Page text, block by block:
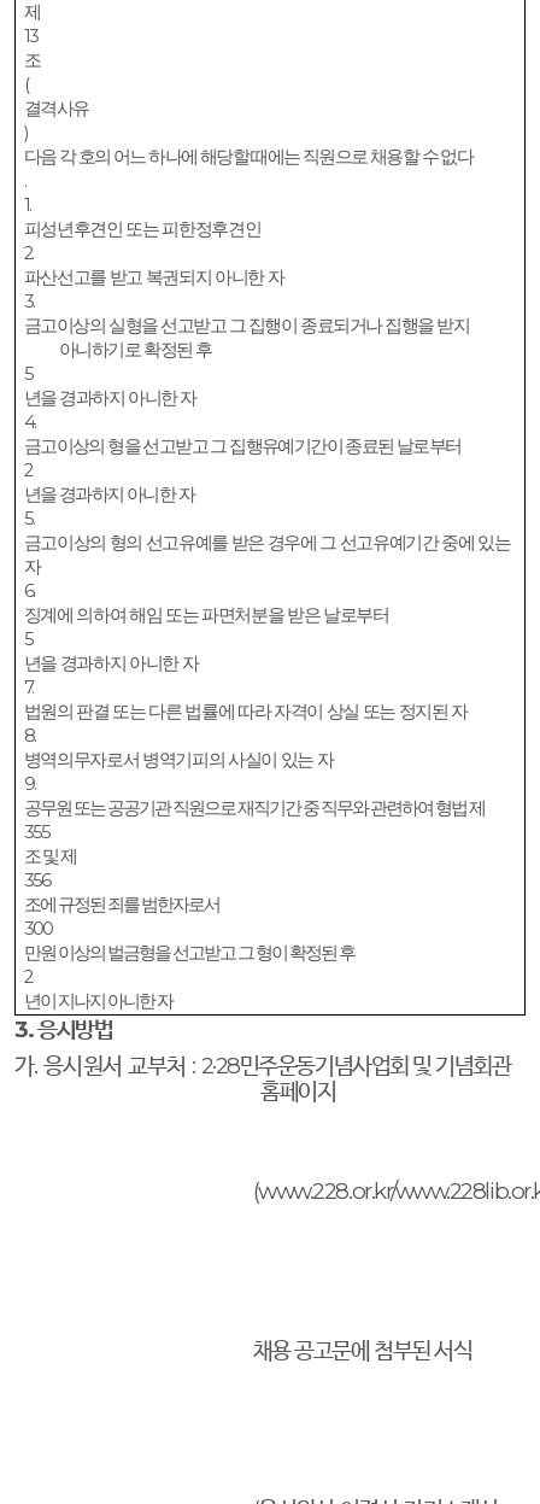
제
13
조
(
결격사유
)
다음 각 호의 어느 하나에 해당할 때에는 직원으로 채용할 수 없다
.
1.
피성년후견인 또는 피한정후견인
2.
파산선고를 받고 복권되지 아니한 자
3.
금고이상의 실형을 선고받고 그 집행이 종료되거나 집행을 받지
아니하기로 확정된 후
5
년을 경과하지 아니한 자
4.
금고이상의 형을 선고받고 그 집행유예기간이 종료된 날로부터
2
년을 경과하지 아니한 자
5.
금고이상의 형의 선고유예를 받은 경우에 그 선고유예기간 중에 있는
자
6.
징계에 의하여 해임 또는 파면처분을 받은 날로부터
5
년을 경과하지 아니한 자
7.
법원의 판결 또는 다른 법률에 따라 자격이 상실 또는 정지된 자
8.
병역의무자로서 병역기피의 사실이 있는 자
9.
공무원 또는 공공기관 직원으로 재직기간 중 직무와 관련하여 형법 제
355
조 및 제
356
조에 규정된 죄를 범한자로서
300
만원 이상의 벌금형을 선고받고 그 형이 확정된 후
2
년이 지나지 아니한 자
3.응시방법
가.응시원서 교부처 : 2·28민주운동기념사업회 및 기념회관
홈페이지
(www.228.or.kr/
채용 공고문에 첨부된 서식